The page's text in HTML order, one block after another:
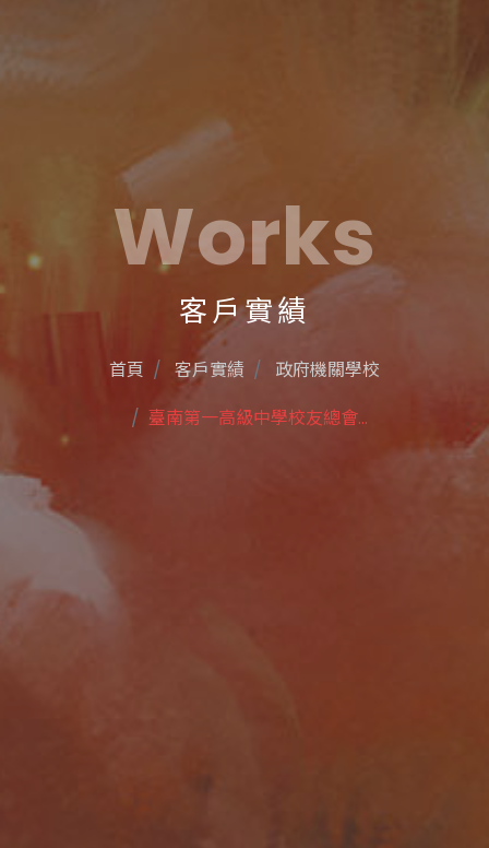
Works
客戶實績
首頁 客戶實績
政府機關學校
臺南第一高級中學校友總會...